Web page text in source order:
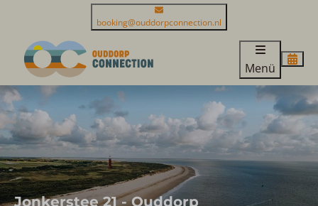
booking@ouddorpconnection.nl
Menü
Jonkerstee 21 - Ouddorp